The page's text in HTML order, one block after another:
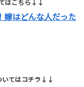
はこちら↓↓
嫁はどんな人だった
いてはコチラ↓↓